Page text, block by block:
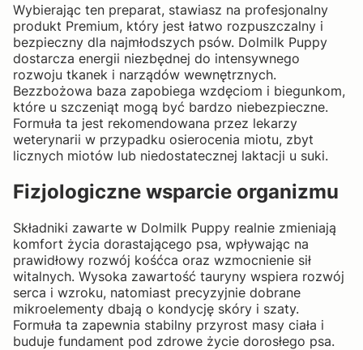
Wybierając ten preparat, stawiasz na profesjonalny
produkt Premium, który jest łatwo rozpuszczalny i
bezpieczny dla najmłodszych psów. Dolmilk Puppy
dostarcza energii niezbędnej do intensywnego
rozwoju tkanek i narządów wewnętrznych.
Bezzbożowa baza zapobiega wzdęciom i biegunkom,
które u szczeniąt mogą być bardzo niebezpieczne.
Formuła ta jest rekomendowana przez lekarzy
weterynarii w przypadku osierocenia miotu, zbyt
licznych miotów lub niedostatecznej laktacji u suki.
Fizjologiczne wsparcie organizmu
Składniki zawarte w Dolmilk Puppy realnie zmieniają
komfort życia dorastającego psa, wpływając na
prawidłowy rozwój kośćca oraz wzmocnienie sił
witalnych. Wysoka zawartość tauryny wspiera rozwój
serca i wzroku, natomiast precyzyjnie dobrane
mikroelementy dbają o kondycję skóry i szaty.
Formuła ta zapewnia stabilny przyrost masy ciała i
buduje fundament pod zdrowe życie dorosłego psa.